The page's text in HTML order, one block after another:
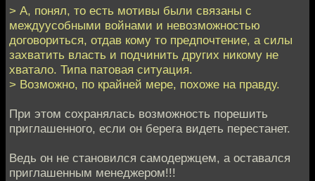
> А, понял, то есть мотивы были связаны с
междуусобными войнами и невозможностью
договориться, отдав кому то предпочтение, а силы
захватить власть и подчинить других никому не
хватало. Типа патовая ситуация.
> Возможно, по крайней мере, похоже на правду.
При этом сохранялась возможность порешить
приглашенного, если он берега видеть перестанет.
Ведь он не становился самодержцем, а оставался
приглашенным менеджером!!!